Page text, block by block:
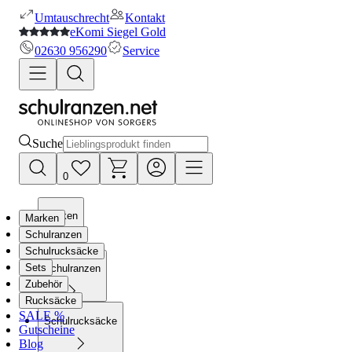
Umtauschrecht
Kontakt
eKomi Siegel Gold
02630 956290
Service
Suche
0
Marken
Schulranzen
Schulrucksäcke
Marken
Schulranzen
Schulrucksäcke
Sets
Zubehör
Rucksäcke
SALE %
Gutscheine
Blog